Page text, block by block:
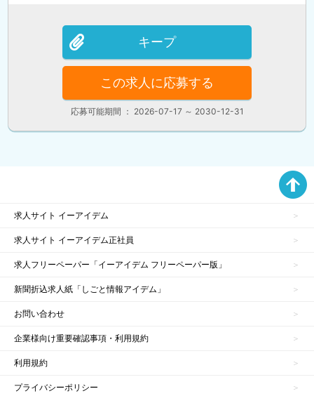
特定施設入居者生活介護（介護付きホーム）
介護予防事業
放課後等デイサービス
特定福祉用具販売（販売）
住宅改修
キープ
この求人に応募する
応募可能期間 ： 2026-07-17 ～ 2030-12-31
求人サイト イーアイデム
求人サイト イーアイデム正社員
求人フリーペーパー「イーアイデム フリーペーパー版」
新聞折込求人紙「しごと情報アイデム」
お問い合わせ
企業様向け重要確認事項・利用規約
利用規約
プライバシーポリシー